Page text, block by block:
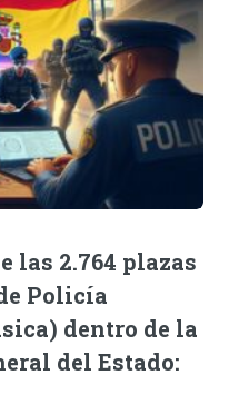
las 2.764 plazas
Policía
dentro de la
del Estado: